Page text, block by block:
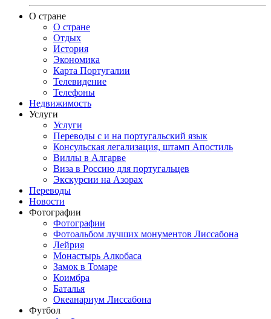
О стране
О стране
Отдых
История
Экономика
Карта Португалии
Телевидение
Телефоны
Недвижимость
Услуги
Услуги
Переводы с и на португальский язык
Консульская легализация, штамп Апостиль
Виллы в Алгарве
Виза в Россию для португальцев
Экскурсии на Азорах
Переводы
Новости
Фотографии
Фотографии
Фотоальбом лучших монументов Лиссабона
Лейрия
Монастырь Алкобаса
Замок в Томаре
Коимбра
Баталья
Океанариум Лиссабона
Футбол